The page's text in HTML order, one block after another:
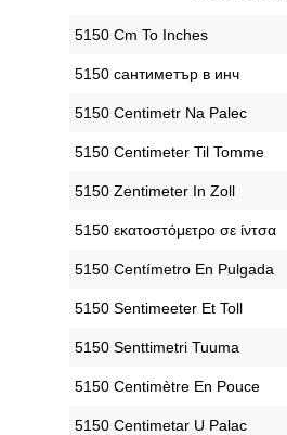
‎5150 Cm To Inches
‎5150 сантиметър в инч
‎5150 Centimetr Na Palec
‎5150 Centimeter Til Tomme
‎5150 Zentimeter In Zoll
‎5150 εκατοστόμετρο σε ίντσα
‎5150 Centímetro En Pulgada
‎5150 Sentimeeter Et Toll
‎5150 Senttimetri Tuuma
‎5150 Centimètre En Pouce
‎5150 Centimetar U Palac